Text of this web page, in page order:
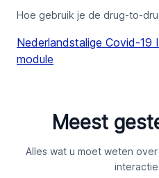
Hoe gebruik je de drug-to-
Nederlandstalige Covid-19
module
Meest
Alles wat u moet weten